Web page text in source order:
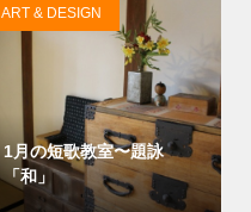
1月の短歌教室〜題詠
「和」
ART & DESIGN